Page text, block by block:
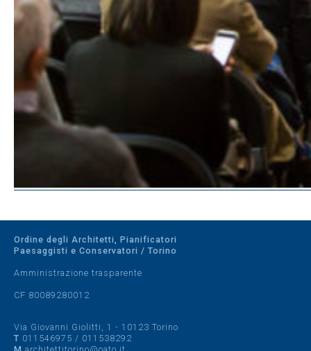
Ordine degli Architetti, Pianificatori
Paesaggisti e Conservatori / Torino
Amministrazione trasparente
CF 80089280012
Via Giovanni Giolitti, 1 - 10123 Torino
T 011546975 / 011538292